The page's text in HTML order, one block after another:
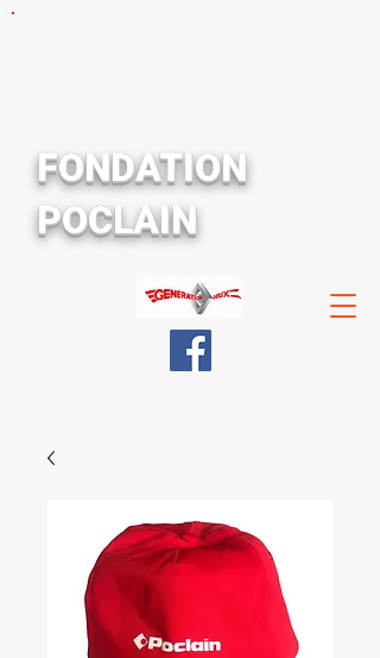
FONDATION
POCLAIN